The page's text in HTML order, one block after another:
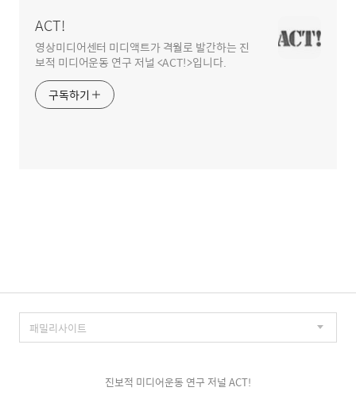
ACT!
영상미디어센터 미디액트가 격월로 발간하는 진
보적 미디어운동 연구 저널 <ACT!>입니다.
구독하기
진보적 미디어운동 연구 저널 ACT!